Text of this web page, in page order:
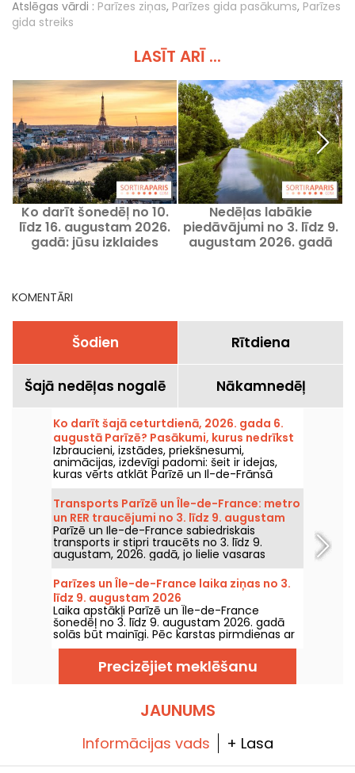
Atslēgas vārdi : Parīzes ziņas, Parīzes gida pasākums, Parīzes
gida streiks
LASĪT ARĪ ...
Ko darīt šonedēļ no 10.
līdz 16. augustam 2026.
gadā: jūsu izklaides
Nedēļas labākie
piedāvājumi no 3. līdz 9.
augustam 2026. gadā
KOMENTĀRI
Šodien Rītdiena
Šajā nedēļas nogalē Nākamnedēļ
Ko darīt šajā ceturtdienā, 2026. gada 6.
augustā Parīzē? Pasākumi, kurus nedrīkst
palaist garām
Izbraucieni, izstādes, priekšnesumi,
animācijas, izdevīgi padomi: šeit ir idejas,
kuras vērts atklāt Parīzē un Il-de-Frānsā
ceturtdien, 6. augustā 2026.
Transports Parīzē un Île-de-France: metro
un RER traucējumi no 3. līdz 9. augustam
2026
Parīzē un Ile-de-France sabiedriskais
transports ir stipri traucēts no 3. līdz 9.
augustam, 2026. gadā, jo lielie vasaras
remontdarbi smagi ietekmē dažas līnijas,
saskaņā ar RATP un SNCF.
Parīzes un Île-de-France laika ziņas no 3.
līdz 9. augustam 2026
Laika apstākļi Parīzē un Île-de-France
šonedēļ no 3. līdz 9. augustam 2026. gadā
solās būt mainīgi. Pēc karstas pirmdienas ar
risku pērkona negaisu temperatūra
pakāpeniski pazemināsies, pirms nedēļas
nogalē atgriezīsies siltāks un saulaināks laiks.
Precizējiet meklēšanu
JAUNUMS
Informācijas vads + Lasa